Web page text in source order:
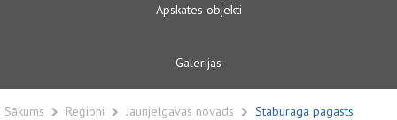
Apskates objekti
Galerijas
Sākums Reģioni Jaunjelgavas novads Staburaga pagasts